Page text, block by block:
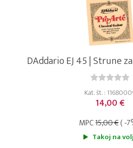
DAddario EJ 45 | Strune
Kat. št. :
14,00 €
MPC15,00 €( -
Takoj na